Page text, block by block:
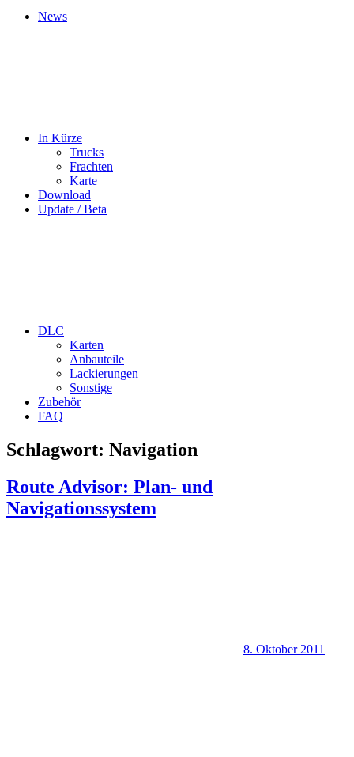
News
In Kürze
Trucks
Frachten
Karte
Download
Update / Beta
DLC
Karten
Anbauteile
Lackierungen
Sonstige
Zubehör
FAQ
Schlagwort: Navigation
Route Advisor: Plan- und
Navigationssystem
8. Oktober 2011